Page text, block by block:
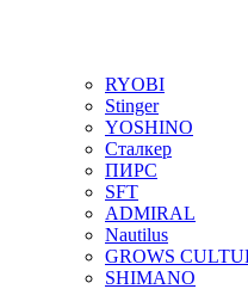
RYOBI
Stinger
YOSHINO
Сталкер
ПИРС
SFT
ADMIRAL
Nautilus
GROWS
SHIMANO